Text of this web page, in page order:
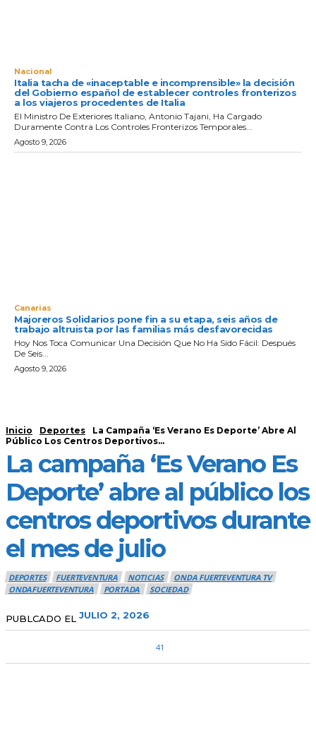
Nacional
Italia tacha de «inaceptable e incomprensible» la decisión
del Gobierno español de establecer controles fronterizos
a los viajeros procedentes de Italia
El Ministro De Exteriores Italiano, Antonio Tajani, Ha Cargado
Duramente Contra Los Controles Fronterizos Temporales...
Agosto 9, 2026
Canarias
Majoreros Solidarios pone fin a su etapa, seis años de
trabajo altruista por las familias más desfavorecidas
Hoy Nos Toca Comunicar Una Decisión Que No Ha Sido Fácil: Después
De Seis...
Agosto 9, 2026